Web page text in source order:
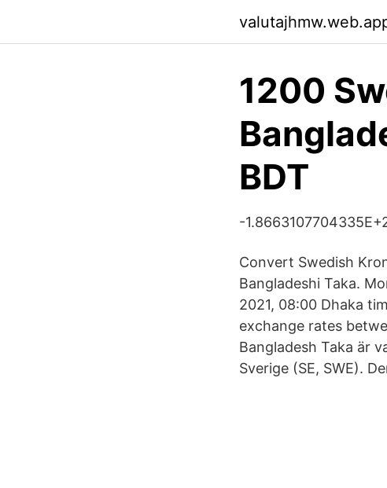
1200
BDT
-
Convert Swedish
Bangladeshi Taka.
2021, 08:00 Dhaka
exchange rates
Bangladesh Taka är
Sverige (SE, SWE).